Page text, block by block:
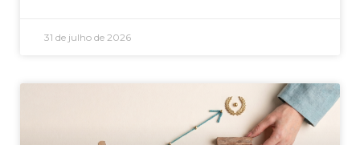
31 de julho de 2026